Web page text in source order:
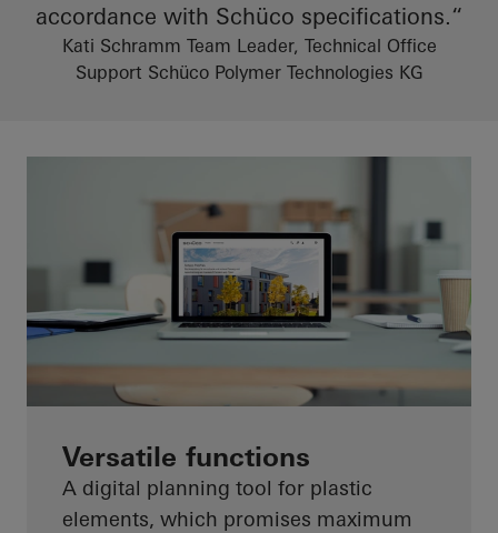
accordance with Schüco specifications.“
Kati Schramm Team Leader, Technical Office
Support Schüco Polymer Technologies KG
Versatile functions
A digital planning tool for plastic
elements, which promises maximum